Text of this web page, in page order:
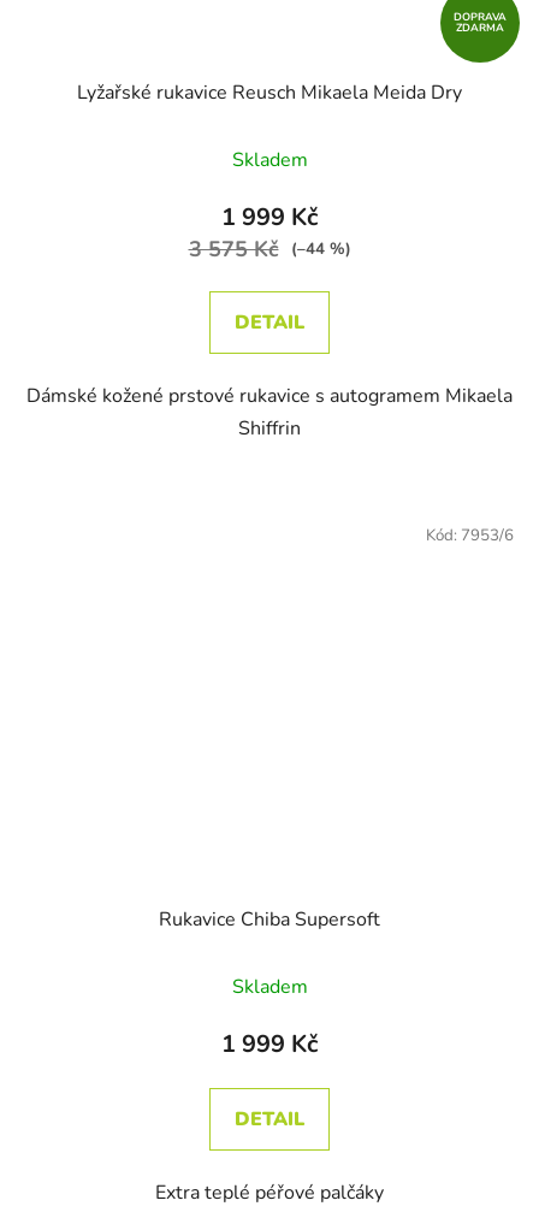
DOPRAVA
ZDARMA
Lyžařské rukavice Reusch Mikaela Meida Dry
Skladem
1 999 Kč
3 575 Kč (–44 %)
DETAIL
Dámské kožené prstové rukavice s autogramem Mikaela
Shiffrin
Rukavice Chiba Supersoft
Skladem
1 999 Kč
DETAIL
Extra teplé péřové palčáky
Kód: 7953/6